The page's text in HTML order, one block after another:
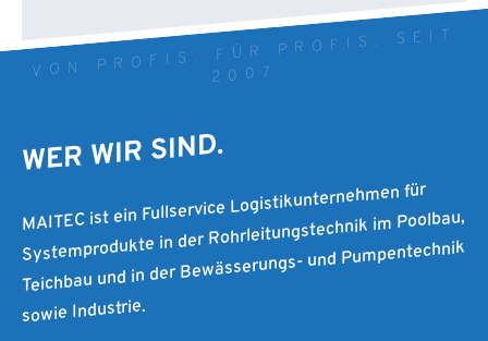
VON PROFIS. FÜR PROFIS. SEIT
2007
WER WIR SIND.
MAITEC ist ein Fullservice Logistikunternehmen für
Systemprodukte in der Rohrleitungstechnik im Poolbau,
Teichbau und in der Bewässerungs- und Pumpentechnik
sowie Industrie.